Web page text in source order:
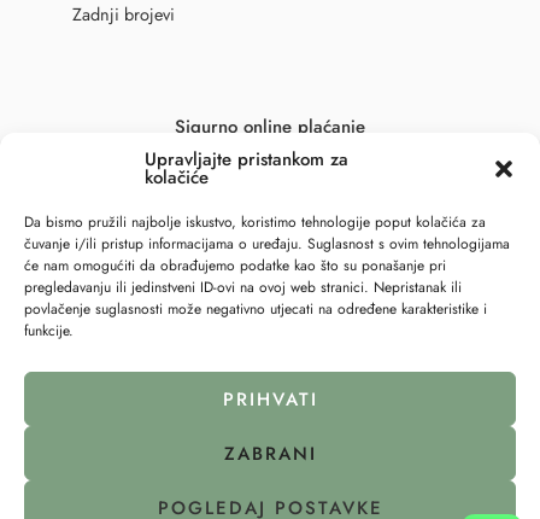
Upravljajte pristankom za
kolačiće
Da bismo pružili najbolje iskustvo, koristimo tehnologije poput kolačića za
čuvanje i/ili pristup informacijama o uređaju. Suglasnost s ovim tehnologijama
će nam omogućiti da obrađujemo podatke kao što su ponašanje pri
pregledavanju ili jedinstveni ID-ovi na ovoj web stranici. Nepristanak ili
povlačenje suglasnosti može negativno utjecati na određene karakteristike i
funkcije.
PRIHVATI
ZABRANI
POGLEDAJ POSTAVKE
Zadnji brojevi
Sigurno online plaćanje